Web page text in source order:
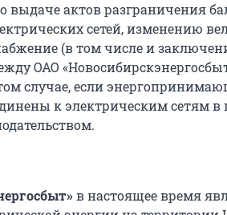
выдаче актов разграничения
сетей, изменению
(в том числе и
ОАО
случае, если
к электрическим сетям в
в настоящее время